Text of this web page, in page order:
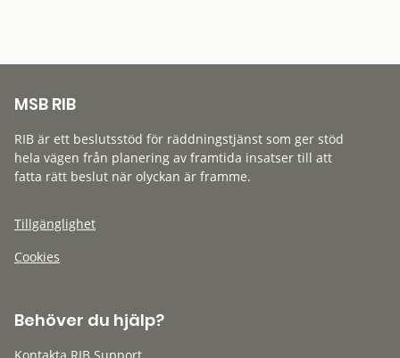
MSB RIB
RIB är ett beslutsstöd för räddningstjänst som ger stöd
hela vägen från planering av framtida insatser till att
fatta rätt beslut när olyckan är framme.
Tillgänglighet
Cookies
Behöver du hjälp?